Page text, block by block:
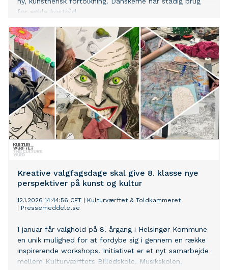
for enkle kostråd.
Kreative valgfagsdage skal give 8. klasse nye
perspektiver på kunst og kultur
12.1.2026 14:44:56 CET
Kulturværftet & Toldkammeret
Pressemeddelelse
I januar får valghold på 8. årgang i Helsingør Kommune
en unik mulighed for at fordybe sig i gennem en række
inspirerende workshops. Initiativet er et nyt samarbejde
mellem Kulturværftets Billedskole, Musikskolen,